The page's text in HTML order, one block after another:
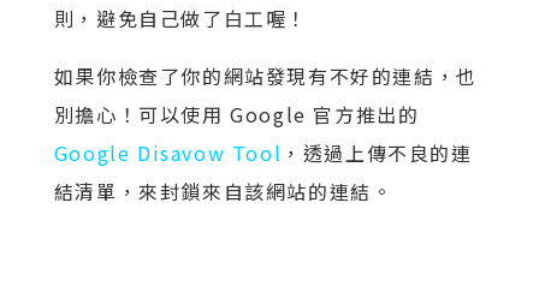
則，避免自己做了白工喔！
如果你檢查了你的網站發現有不好的連結，也
別擔心！可以使用 Google 官方推出的
Google Disavow Tool ，透過上傳不良的連
結清單，來封鎖來自該網站的連結。